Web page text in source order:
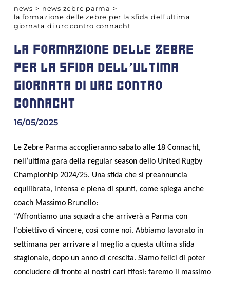
news > news zebre parma >
la formazione delle zebre per la sfida dell’ultima
giornata di urc contro connacht
LA FORMAZIONE DELLE ZEBRE
PER LA SFIDA DELL’ULTIMA
GIORNATA DI URC CONTRO
CONNACHT
16/05/2025
Le Zebre Parma accoglieranno sabato alle 18 Connacht,
nell’ultima gara della regular season dello United Rugby
Championhip 2024/25. Una sfida che si preannuncia
equilibrata, intensa e piena di spunti, come spiega anche
coach Massimo Brunello:
“Affrontiamo una squadra che arriverà a Parma con
l’obiettivo di vincere, così come noi. Abbiamo lavorato in
settimana per arrivare al meglio a questa ultima sfida
stagionale, dopo un anno di crescita. Siamo felici di poter
concludere di fronte ai nostri cari tifosi: faremo il massimo